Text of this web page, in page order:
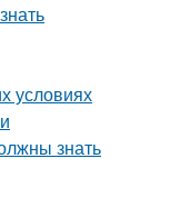
условиях
знать